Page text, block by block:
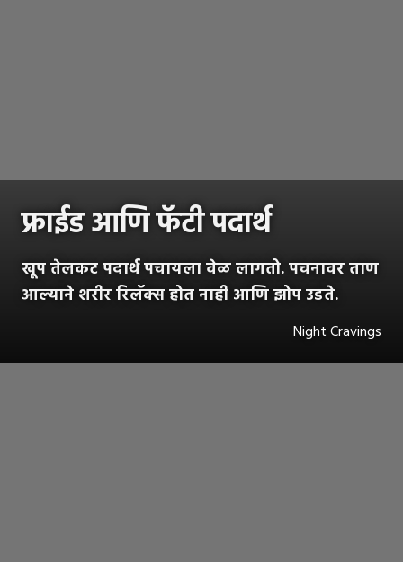
फ्राईड आणि फॅटी पदार्थ
खूप तेलकट पदार्थ पचायला वेळ लागतो. पचनावर ताण
आल्याने शरीर रिलॅक्स होत नाही आणि झोप उडते.
Night Cravings